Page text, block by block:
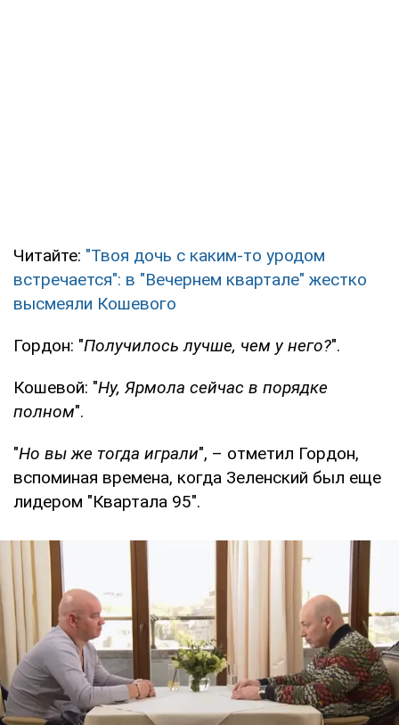
Читайте: "Твоя дочь с каким-то уродом
встречается": в "Вечернем квартале" жестко
высмеяли Кошевого
Гордон: "Получилось лучше, чем у него?".
Кошевой: "Ну, Ярмола сейчас в порядке
полном".
"Но вы же тогда играли", – отметил Гордон,
вспоминая времена, когда Зеленский был еще
лидером "Квартала 95".